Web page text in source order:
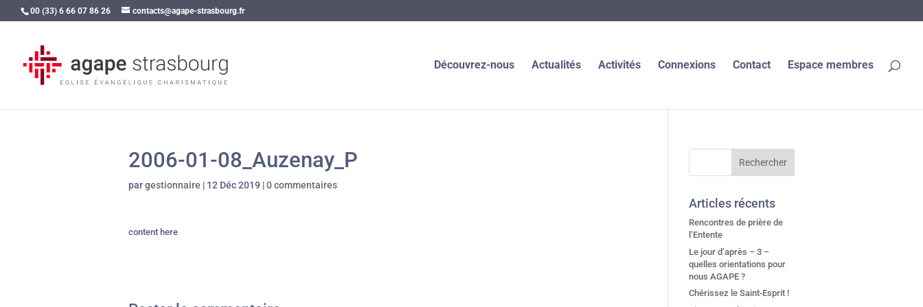
00 (33) 6 66 07 86 26 contacts@agape-strasbourg.fr
Découvrez-nous Actualités Activités Connexions Contact Espace membres
2006-01-08_Auzenay_P
pargestionnaire | 12 Déc 2019 |0 commentaires
content here
Articles récents
Rencontres de prière de
l’Entente
Le jour d’après – 3 –
quelles orientations pour
nous AGAPE ?
Chérissez le Saint-Esprit !